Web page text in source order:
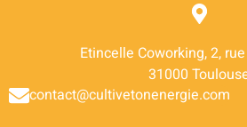
Etincelle Coworking, 2,
31000
contact@cultivetonenergie.com